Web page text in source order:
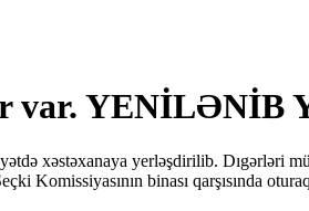
var.
xəstəxanaya yerləşdirilib.
Komissiyasının binası qarşısında